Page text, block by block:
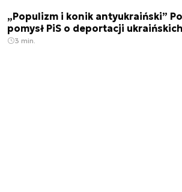
„Populizm i konik antyukraiński”
pomysł PiS o deportacji
3 min.